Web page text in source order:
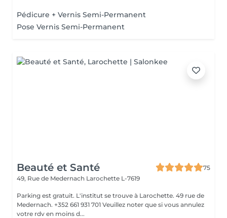
Pédicure + Vernis Semi-Permanent
Pose Vernis Semi-Permanent
Beauté et Santé
75
49, Rue de Medernach Larochette L-7619
Parking est gratuit. L'institut se trouve à Larochette. 49 rue de
Medernach. +352 661 931 701 Veuillez noter que si vous annulez
votre rdv en moins d...